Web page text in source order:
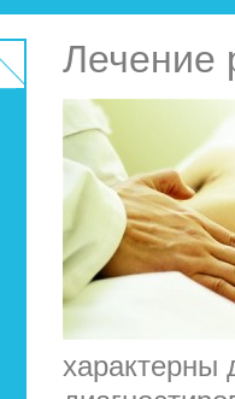
Лечение
характерны